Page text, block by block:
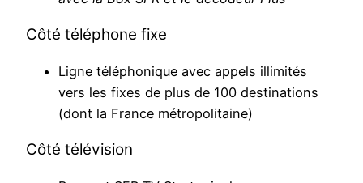
Côté téléphone fixe
Ligne téléphonique avec appels illimités
vers les fixes de plus de 100 destinations
(dont la France métropolitaine)
Côté télévision